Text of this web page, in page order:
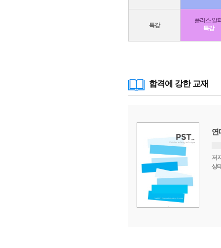
특강
플러스 알
특강
합격에 강한 교재
연
저
상